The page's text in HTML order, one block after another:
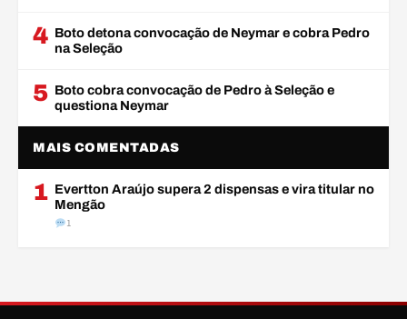
4 Boto detona convocação de Neymar e cobra Pedro
na Seleção
5 Boto cobra convocação de Pedro à Seleção e
questiona Neymar
MAIS COMENTADAS
1 Evertton Araújo supera 2 dispensas e vira titular no
Mengão
1